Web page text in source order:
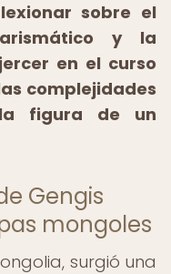
sobre el
y la
en el curso
complejidades
figura de un
Gengis
mongoles
surgió una